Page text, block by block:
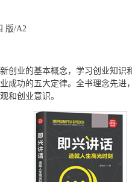
版/A2
创业的基本概念，学习创业知识
成功的五大定律。全书理念先进
和创业意识。